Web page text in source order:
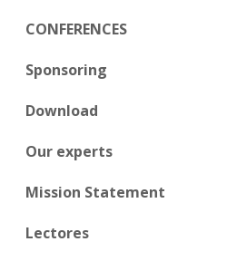
CONFERENCES
Sponsoring
Download
Our experts
Mission Statement
Lectores